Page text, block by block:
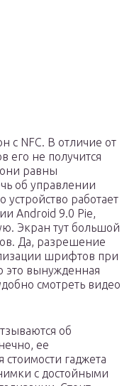
с NFC. В отличие от
его не получится
они равны
об управлении
работает
Android 9.0 Pie,
Экран тут большой
Да, разрешение
шрифтов при
это вынужденная
смотреть видео
об
ее
стоимости гаджета
с достойными